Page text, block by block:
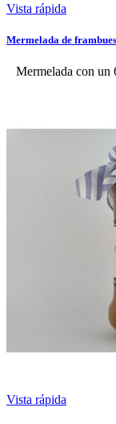
Vista rápida
Mermelada de
Mermelada con un
Vista rápida